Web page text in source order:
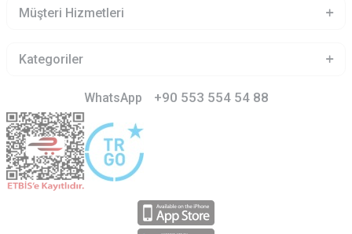
Müşteri Hizmetleri
Kategoriler
WhatsApp +90 553 554 54 88